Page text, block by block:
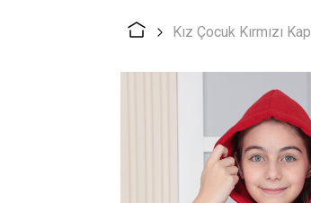
Kız Çocuk Kırmızı